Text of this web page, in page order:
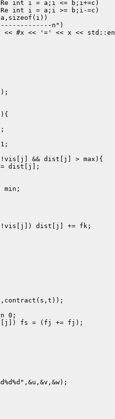
int i = a;i <= b;i+=c)
int i = a;i >= b;i-=c)
n")
<< #x << '=' << x <<
&& dist[j] > max){
dist[j];
min;
dist[j] += fk;
0;
fs = (fj += fj);